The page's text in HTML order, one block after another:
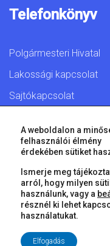
Telefonkönyv
Polgármesteri Hivatal
Lakossági kapcsolat
Sajtókapcsolat
© 2026 Győr Megyei
A weboldalon a
felhasználói élmény
érdekében sütiket
Ismerje meg
arról, hogy milyen
használunk, vagy a
résznél ki lehet
használatukat.
Elfogadás